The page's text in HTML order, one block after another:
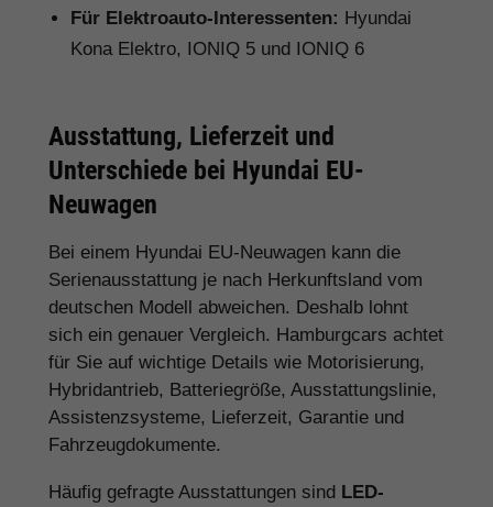
Für Elektroauto-Interessenten: Hyundai
Kona Elektro, IONIQ 5 und IONIQ 6
Ausstattung, Lieferzeit und
Unterschiede bei Hyundai EU-
Neuwagen
Bei einem Hyundai EU-Neuwagen kann die
Serienausstattung je nach Herkunftsland vom
deutschen Modell abweichen. Deshalb lohnt
sich ein genauer Vergleich. Hamburgcars achtet
für Sie auf wichtige Details wie Motorisierung,
Hybridantrieb, Batteriegröße, Ausstattungslinie,
Assistenzsysteme, Lieferzeit, Garantie und
Fahrzeugdokumente.
Häufig gefragte Ausstattungen sind LED-